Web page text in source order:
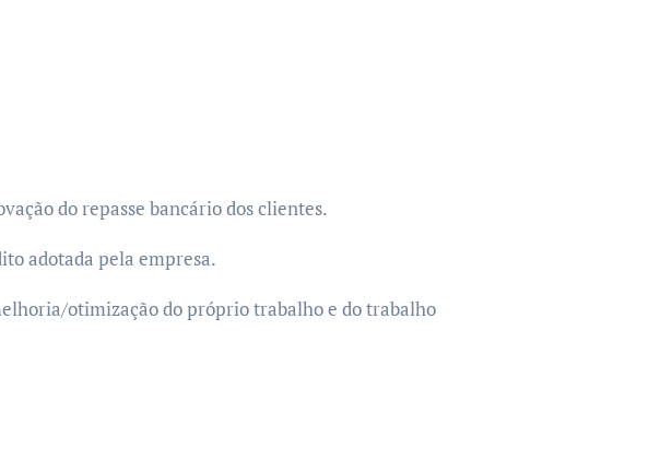
do repasse bancário dos clientes.
adotada pela empresa.
otimização do próprio trabalho e do trabalho